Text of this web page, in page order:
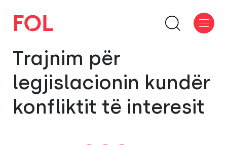
Trajnim për
legjislacionin kundër
konfliktit të interesit